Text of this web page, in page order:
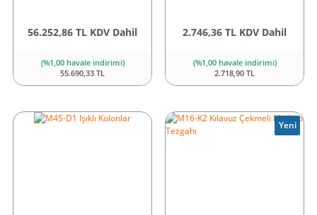
56.252,86 TL KDV Dahil
(%1,00 havale indirimi)
55.690,33 TL
2.746,36 TL KDV Dahil
(%1,00 havale indirimi)
2.718,90 TL
Yeni